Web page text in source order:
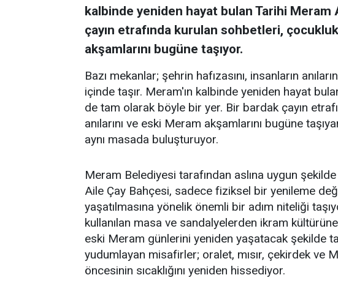
kalbinde yeniden hayat bulan Tarihi Meram
çayın etrafında kurulan sohbetleri, çocukluk
akşamlarını bugüne taşıyor.
Bazı mekanlar; şehrin hafızasını, insanların
içinde taşır. Meram'ın kalbinde yeniden hayat
de tam olarak böyle bir yer. Bir bardak çayın
anılarını ve eski Meram akşamlarını bugüne
aynı masada buluşturuyor.
Meram Belediyesi tarafından aslına uygun
Aile Çay Bahçesi, sadece fiziksel bir yenileme
yaşatılmasına yönelik önemli bir adım niteliği
kullanılan masa ve sandalyelerden ikram
eski Meram günlerini yeniden yaşatacak şekilde
yudumlayan misafirler; oralet, mısır, çekirdek ve
öncesinin sıcaklığını yeniden hissediyor.